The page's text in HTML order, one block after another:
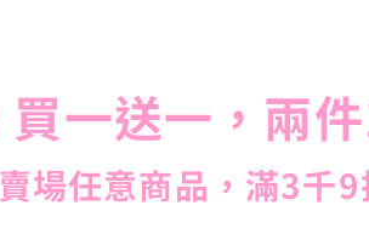
一送一，兩
場任意商品，滿3千